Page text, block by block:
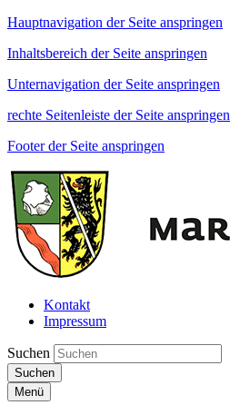
Hauptnavigation der Seite anspringen
Inhaltsbereich der Seite anspringen
Unternavigation der Seite anspringen
rechte Seitenleiste der Seite anspringen
Footer der Seite anspringen
Kontakt
Impressum
Suchen
Suchen
Menü